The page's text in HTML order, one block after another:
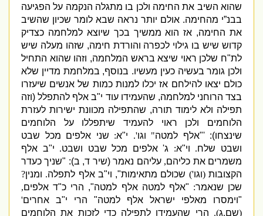
שהוא השיב את החימה ולכן בו מתגלה הנקמה על הפגיעה
בבנ”י מהחימה.אולם יותר נראה שבא לומר שכיון שהשיב
את החימה,אז הוא ממשיך בכך שיוצא למלחמה כצדיק
קדוש שיש בו גילוי לכפרה והורדת חימה,שזהו מעלה שיש
לת"ח שלכן ראוי שיצא בראש המלחמה,וזהו שהוא התחיל
ולכן גומר בעשיה כעין מעשיו.בנוסף,במלחמת מדיין שלא
כולם יצאו להילחם אז יכלו למנות כמות של אנשים שיעזרו
בצד הרוחני למלחמה,שהעמידו עוד י"ב אלף להתפלל(וזה
תפילה ולא לימוד תורה,שהתפילה מכוונת ישירות לעזרת
הלוחמים ולכן ראוי להעמיד שיתפללו על הלוחמים
שינצחו):
'" אלף למטה"וגו '. י" א:שני אלפים מכל שבט
ושבט שלח.וי א:ג 'אלפים מכל שבט ושבט.י" ב אלף
משמרים את כליהם,עליהם נאמר(שיר ד,ב : "שניך כעדר
הקצובות(וגו')שכולם מתאימות",וי" ב אלף לתפלה.ומנין?
שכן שנאמר:
"אלף למטה אלף למטה",הרי כ ד אלפים,
וימסרו מאלפי ישראל אלף למטה"הרי י ב אחרים'
שם,ג).הרי שהעמידו לתפילה כדי לזכות את הלוחמים